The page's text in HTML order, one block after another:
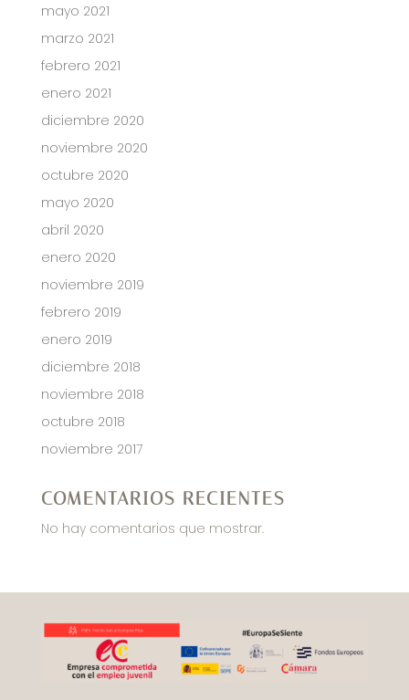
mayo 2021
marzo 2021
febrero 2021
enero 2021
diciembre 2020
noviembre 2020
octubre 2020
mayo 2020
abril 2020
enero 2020
noviembre 2019
febrero 2019
enero 2019
diciembre 2018
noviembre 2018
octubre 2018
noviembre 2017
COMENTARIOS RECIENTES
No hay comentarios que mostrar.